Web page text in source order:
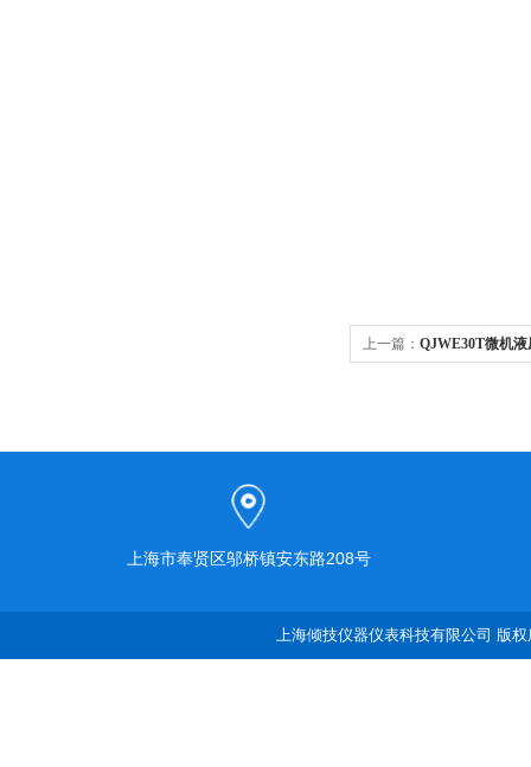
上一篇： QJWE30T微机
上海市奉贤区邬桥镇安东路208号
上海倾技仪器仪表科技有限公司 版